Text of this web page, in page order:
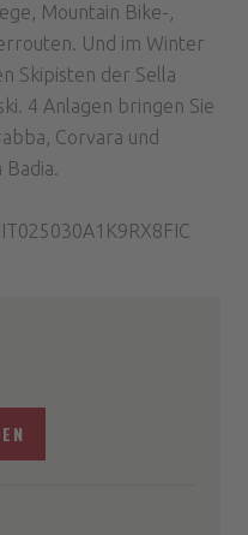
Mountain Bike-,
Und im Winter
Skipisten der Sella
4 Anlagen bringen Sie
Corvara und
Badia.